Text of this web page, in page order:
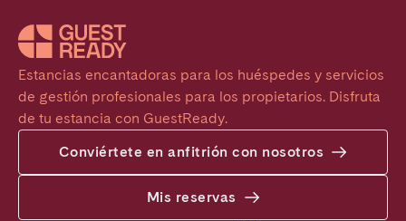
Estancias encantadoras para los huéspedes y servicios
de gestión profesionales para los propietarios. Disfruta
de tu estancia con GuestReady.
Conviértete en anfitrión con nosotros
Mis reservas